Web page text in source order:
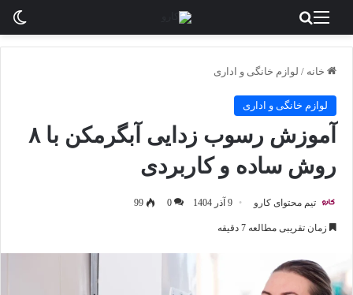
منو
خانه / لوازم خانگی و اداری
لوازم خانگی و اداری
آموزش رسوب‌ زدایی آبگرمکن با ۸
روش ساده و کاربردی
تیم محتوای کارو 9 آذر 1404 0
99
زمان تقریبی مطالعه 7 دقیقه